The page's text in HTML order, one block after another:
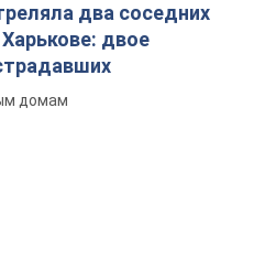
два соседних
двое
домам